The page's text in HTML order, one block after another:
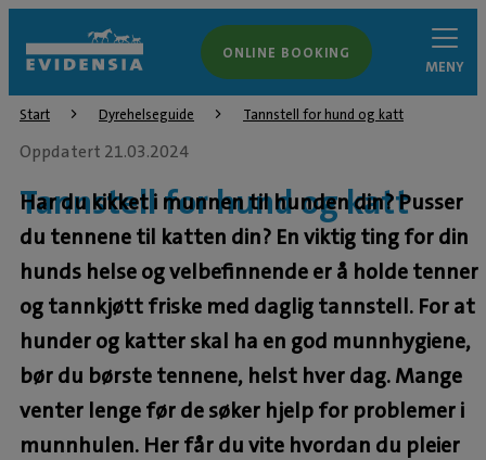
ONLINE BOOKING
MENY
Start Dyrehelseguide Tannstell for hund og katt
Tannstell for hund og katt
Oppdatert 21.03.2024
Har du kikket i munnen til hunden din? Pusser
du tennene til katten din? En viktig ting for din
hunds helse og velbefinnende er å holde tenner
og tannkjøtt friske med daglig tannstell. For at
hunder og katter skal ha en god munnhygiene,
bør du børste tennene, helst hver dag. Mange
venter lenge før de søker hjelp for problemer i
munnhulen. Her får du vite hvordan du pleier